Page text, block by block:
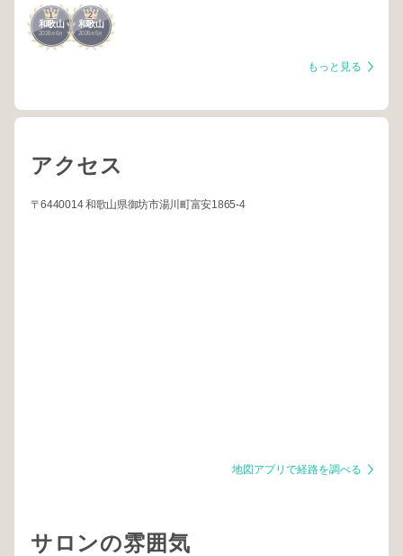
1
和歌山
2026年 6月
2
和歌山
2026年 5月
もっと見る
アクセス
〒6440014 和歌山県御坊市湯川町富安1865-4
地図アプリで経路を調べる
サロンの雰囲気